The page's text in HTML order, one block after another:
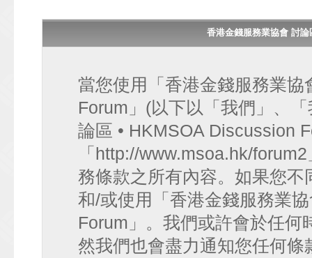
香港金錢服務業協會 討
當您使用「香港金錢服務業
Forum」(以下以「我們」、
論區 • HKMSOA Discussion
「http://www.msoa.hk/
務條款之所有內容。如果您
和/或使用「香港金錢服務業
Forum」。我們或許會於任何
然我們也會盡力通知您任何